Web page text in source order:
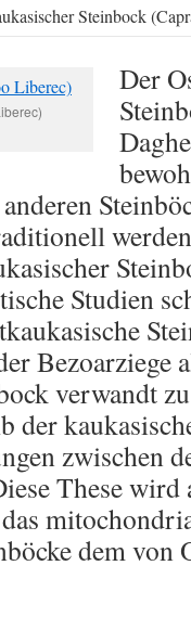
Steinbock
Der
Studien
Bezoarziege
verwandt
der
zwischen
These wird
dem von